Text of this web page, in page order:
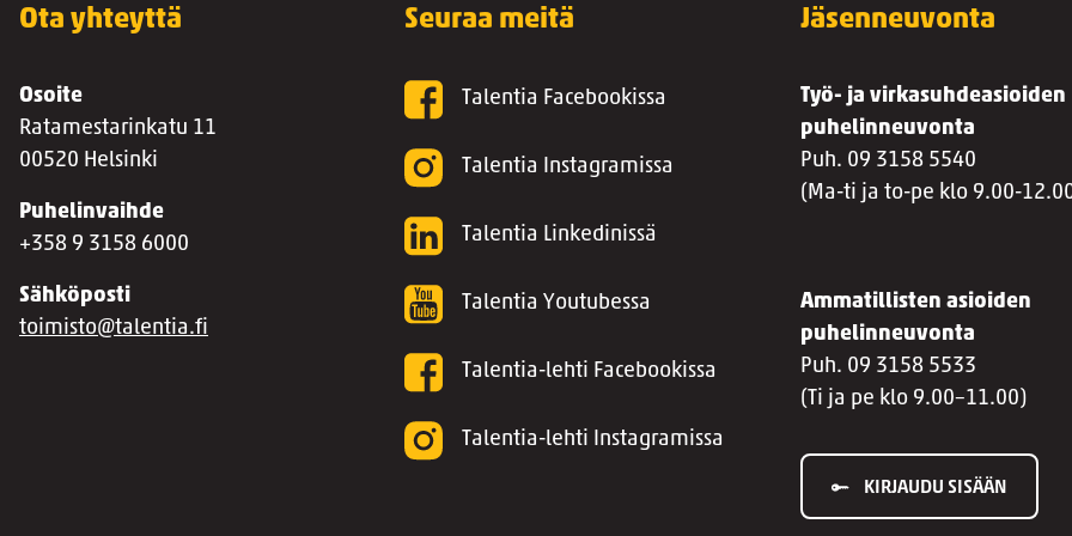
Ota yhteyttä
Osoite
Ratamestarinkatu 11
00520 Helsinki
Puhelinvaihde
+358 9 3158 6000
Sähköposti
toimisto@talentia.fi
Seuraa meitä
Talentia Facebookissa
Talentia Instagramissa
Talentia Linkedinissä
Talentia Youtubessa
Talentia-lehti Facebookissa
Talentia-lehti Instagramissa
Jäsenneuvonta
Työ- ja virkasuhdeasioiden
puhelinneuvonta
Puh. 09 3158 5540
(Ma-ti ja to-pe klo 9.00-
Ammatillisten asioiden
puhelinneuvonta
Puh. 09 3158 5533
(Ti ja pe klo 9.00–11.00)
KIRJAUDU SISÄÄN